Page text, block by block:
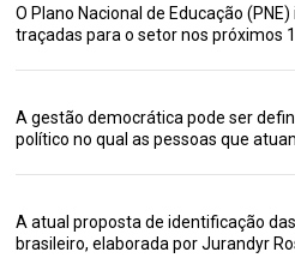
O Plano Nacional de Educação
traçadas para o setor nos próximos
A gestão democrática pode ser
político no qual as pessoas que
A atual proposta de identificação
brasileiro, elaborada por Jurandyr